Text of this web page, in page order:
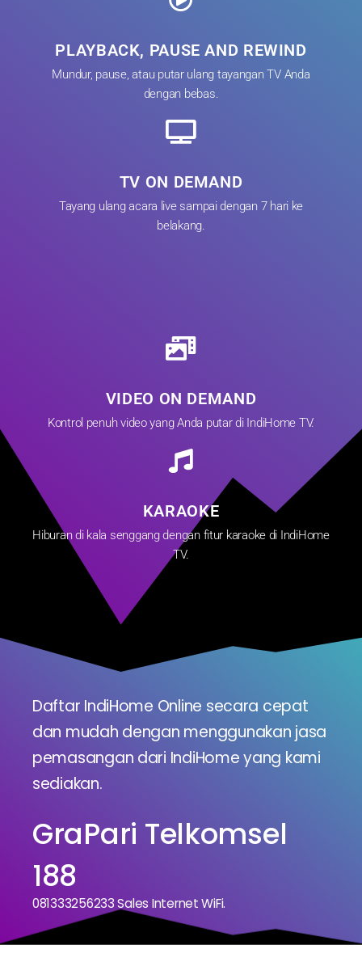
PLAYBACK, PAUSE AND REWIND
Mundur, pause, atau putar ulang tayangan TV Anda
dengan bebas.
TV ON DEMAND
Tayang ulang acara live sampai dengan 7 hari ke
belakang.
VIDEO ON DEMAND
Kontrol penuh video yang Anda putar di IndiHome TV.
KARAOKE
Hiburan di kala senggang dengan fitur karaoke di IndiHome
TV.
Daftar IndiHome Online secara cepat
dan mudah dengan menggunakan jasa
pemasangan dari IndiHome yang kami
sediakan.
GraPari Telkomsel
188
081333256233 Sales Internet WiFi.